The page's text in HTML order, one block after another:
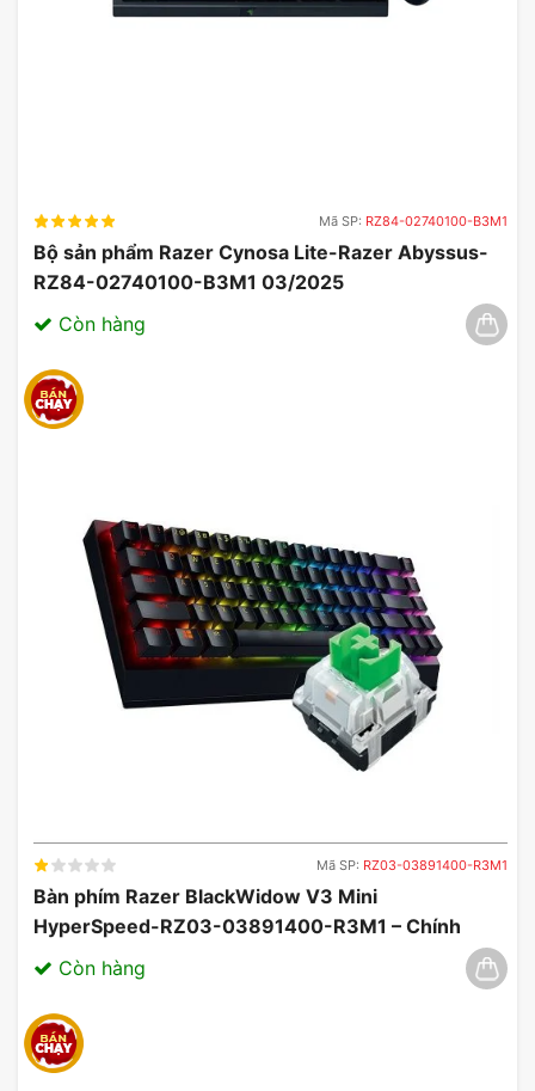
giúp bạn điều khiển dàn máy của mình tỏa sáng
Núm âm lượng chuyên dụng
Với núm chỉnh âm lượng chuyên dụng ở góc trên
bên phải, TUF Gaming K1 giúp bạn điều khiển âm
thanh trong game một cách nhanh chóng và dễ
Mã SP: RZ84-02740100-B3M1
Bộ sản phẩm Razer Cynosa Lite-Razer Abyssus-
RZ84-02740100-B3M1 03/2025
Còn hàng
Mã SP: RZ03-03891400-R3M1
Bàn phím Razer BlackWidow V3 Mini
HyperSpeed-RZ03-03891400-R3M1 – Chính
Hãng, Đẳng Cấp Không Dây 03/2025
Còn hàng